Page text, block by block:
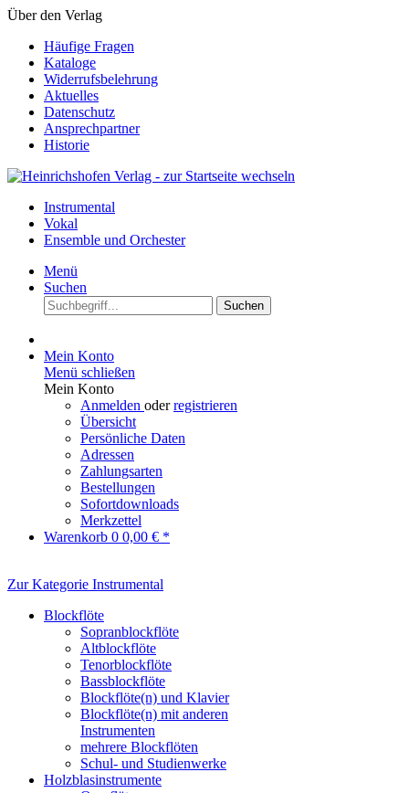
Über den Verlag
Häufige Fragen
Kataloge
Widerrufsbelehrung
Aktuelles
Datenschutz
Ansprechpartner
Historie
Instrumental
Vokal
Ensemble und Orchester
Menü
Suchen
Suchen
Mein Konto
Menü schließen
Mein Konto
Anmelden oderregistrieren
Übersicht
Persönliche Daten
Adressen
Zahlungsarten
Bestellungen
Sofortdownloads
Merkzettel
Warenkorb 0 0,00 € *
Zur Kategorie Instrumental
Blockflöte
Sopranblockflöte
Altblockflöte
Tenorblockflöte
Bassblockflöte
Blockflöte(n) und Klavier
Blockflöte(n) mit anderen
Instrumenten
mehrere Blockflöten
Schul- und Studienwerke
Holzblasinstrumente